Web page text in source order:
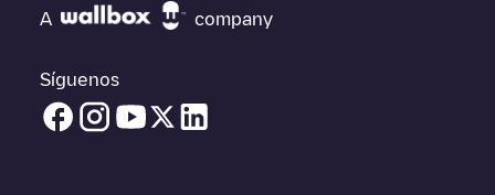
necesitas, comprueba en la parte inferior cuál es el punto de
carga que está más cerca de tí en “puntos de carga más
para vehículos eléctricos cercanas, así como si están en un
parking, en superficie y la distancia en KM a la que están.
A company
Síguenos